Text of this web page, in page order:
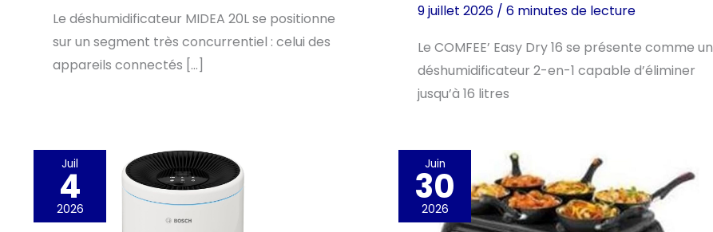
Le déshumidificateur MIDEA 20L se positionne
sur un segment très concurrentiel : celui des
appareils connectés […]
9 juillet 2026 / 6 minutes de lecture
Le COMFEE’ Easy Dry 16 se présente comme un
déshumidificateur 2-en-1 capable d’éliminer
jusqu’à 16 litres
Juil
4
2026
Juin
30
2026